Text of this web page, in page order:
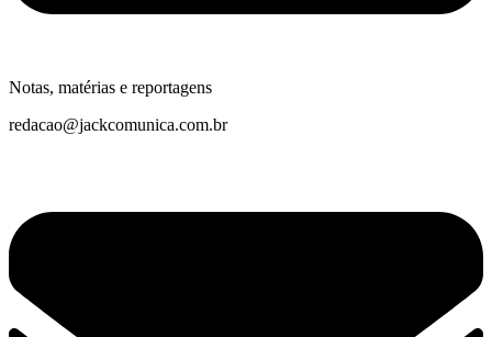
Notas, matérias e reportagens
redacao@jackcomunica.com.br